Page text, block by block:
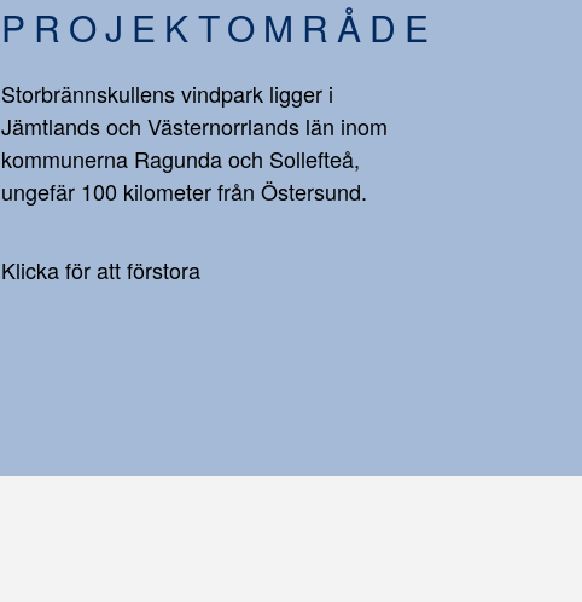
PROJEKTOMRÅDE
Storbrännskullens vindpark ligger i
Jämtlands och Västernorrlands län inom
kommunerna Ragunda och Sollefteå,
ungefär 100 kilometer från Östersund.
Klicka för att förstora